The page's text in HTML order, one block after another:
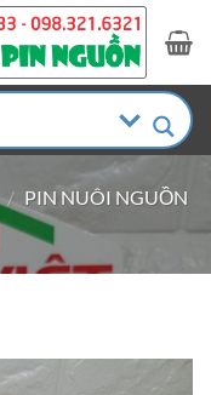
/ PIN NUÔI NGUỒN